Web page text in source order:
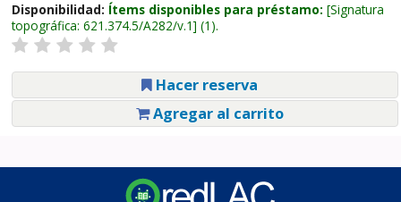
Disponibilidad: Ítems disponibles para préstamo: Signatura
topográfica: 621.374.5/A282/v.1 (1).
Hacer reserva
Agregar al carrito